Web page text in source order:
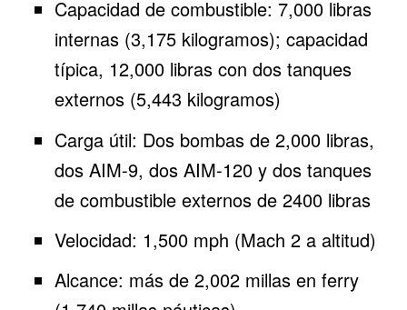
Capacidad de combustible: 7,000 libras
internas (3,175 kilogramos); capacidad
típica, 12,000 libras con dos tanques
externos (5,443 kilogramos)
Carga útil: Dos bombas de 2,000 libras,
dos AIM-9, dos AIM-120 y dos tanques
de combustible externos de 2400 libras
Velocidad: 1,500 mph (Mach 2 a altitud)
Alcance: más de 2,002 millas en ferry